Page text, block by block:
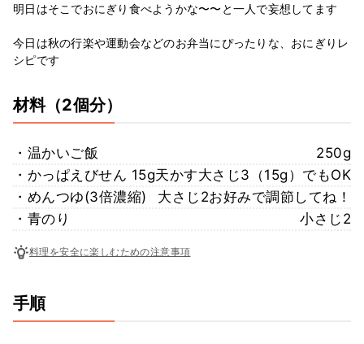
明日はそこでおにぎり食べようかな〜〜と一人で妄想してます
今日は秋の行楽や運動会などのお弁当にぴったりな、おにぎりレ
シピです
材料（2個分）
・温かいご飯
250g
・かっぱえびせん 15g天かす大さじ3（15g）でもOK
・めんつゆ(3倍濃縮)
大さじ2お好みで調節してね！
・青のり
小さじ2
料理を安全に楽しむための注意事項
手順